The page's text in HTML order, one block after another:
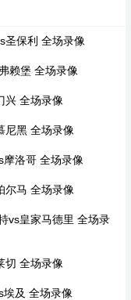
圣保利 全场录像
赖堡 全场录像
兴 全场录像
尼黑 全场录像
洛哥 全场录像
尔马 全场录像
vs皇家马德里 全场录
切 全场录像
及 全场录像